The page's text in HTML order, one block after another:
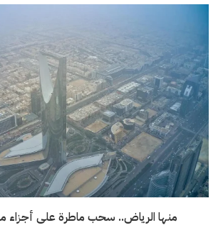
منها الرياض.. سحب ماطرة على أجزاء من 7